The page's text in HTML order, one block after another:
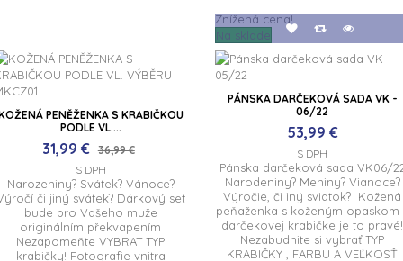
Znížená cena!
Na sklade
PENĚŽENKA S KRABIČKOU
PODLE VL....
31,99 € 36,99 €
S DPH
Narozeniny? Svátek? Vánoce?
či jiný svátek? Dárkový set
bude pro Vašeho muže
originálním překvapením
Nezapomeňte VYBRAT TYP
krabičky! Fotografie vnitra
PÁNSKA DARČEKOVÁ SADA VK -
06/22
53,99 €
S DPH
Pánska darčeková sada VK06/
Narodeniny? Meniny? Vianoce?
Výročie, či iný sviatok? Kožená
peňaženka s koženým opaskom
darčekovej krabičke je to pravé!
Nezabudnite si vybrať TYP
KRABIČKY , FARBU A VEĽKOSŤ